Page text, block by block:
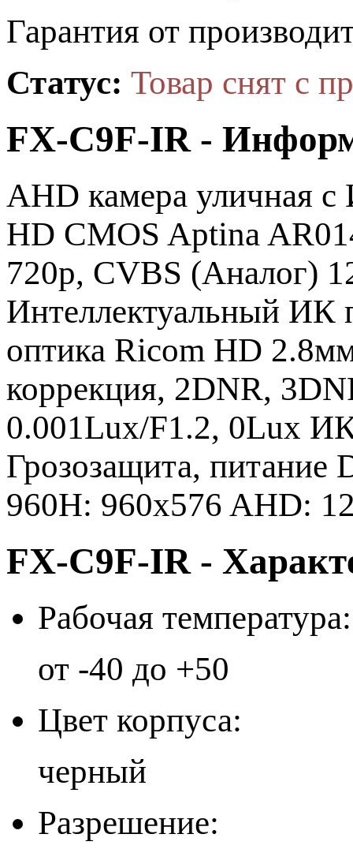
Гарантия от
Статус: Товар снят с
FX-C9F-IR -
AHD камера уличная
HD CMOS Aptina
720p, CVBS (Аналог)
Интеллектуальный ИК
оптика Ricom HD
коррекция, 2DNR,
0.001Lux/F1.2, 0Lux
Грозозащита, питание
960H: 960x576 AHD:
FX-C9F-IR -
Рабочая температура:
от -40 до +50
Цвет корпуса:
черный
Разрешение: